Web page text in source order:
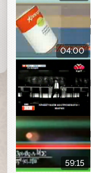
04:00
59:15